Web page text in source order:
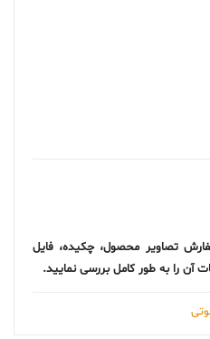
تصاویر محصول، چکیده، فایل
را به طور کامل بررسی نمایید.